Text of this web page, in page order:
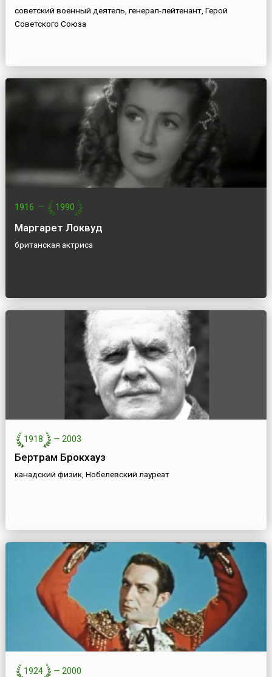
советский военный деятель, генерал-лейтенант, Герой
Советского Союза
1916 — 1990
Маргарет Локвуд
британская актриса
1918 — 2003
Бертрам Брокхауз
канадский физик, Нобелевский лауреат
1924 — 2000